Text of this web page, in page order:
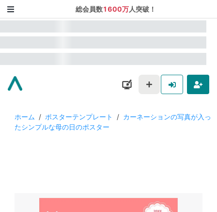
総会員数1600万人突破！
ホーム / ポスターテンプレート / カーネーションの写真が入っ
たシンプルな母の日のポスター